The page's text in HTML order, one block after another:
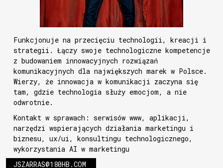
Funkcjonuje na przecięciu technologii, kreacji i
strategii. Łączy swoje technologiczne kompetencje
z budowaniem innowacyjnych rozwiązań
komunikacyjnych dla największych marek w Polsce.
Wierzy, że innowacja w komunikacji zaczyna się
tam, gdzie technologia służy emocjom, a nie
odwrotnie.
Kontakt w sprawach: serwisów www, aplikacji,
narzędzi wspierających działania marketingu i
biznesu, ux/ui, konsultingu technologicznego,
wykorzystania AI w marketingu
JSZARRAS@180HB.COM